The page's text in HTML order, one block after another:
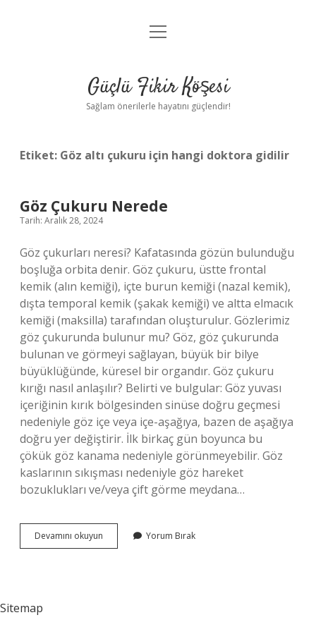
Anasayfa
Yasal Uyarı
menüyü
Güçlü Fikir Köşesi
Sağlam önerilerle hayatını güçlendir!
Etiket: Göz altı çukuru için hangi doktora gidilir
Göz Çukuru Nerede
Tarih: Aralık 28, 2024
Göz çukurları neresi? Kafatasında gözün bulunduğu
boşluğa orbita denir. Göz çukuru, üstte frontal
kemik (alın kemiği), içte burun kemiği (nazal kemik),
dışta temporal kemik (şakak kemiği) ve altta elmacık
kemiği (maksilla) tarafından oluşturulur. Gözlerimiz
göz çukurunda bulunur mu? Göz, göz çukurunda
bulunan ve görmeyi sağlayan, büyük bir bilye
büyüklüğünde, küresel bir organdır. Göz çukuru
kırığı nasıl anlaşılır? Belirti ve bulgular: Göz yuvası
içeriğinin kırık bölgesinden sinüse doğru geçmesi
nedeniyle göz içe veya içe-aşağıya, bazen de aşağıya
doğru yer değiştirir. İlk birkaç gün boyunca bu
çökük göz kanama nedeniyle görünmeyebilir. Göz
kaslarının sıkışması nedeniyle göz hareket
bozuklukları ve/veya çift görme meydana…
Devamını okuyun
Çukuru
Yorum Bırak
Sitemap